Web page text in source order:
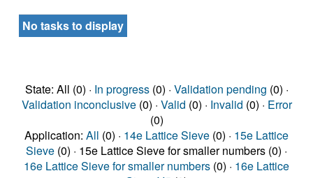
No tasks to display
State: All (0) · In progress(0) · Validation pending (0) ·
Validation inconclusive(0) · Valid (0) · Invalid (0) · Error
(0)
Application: All (0) · 14e Lattice Sieve (0) · 15e Lattice
Sieve (0) · 15e Lattice Sieve for smaller numbers (0) ·
16e Lattice Sieve for smaller numbers (0) · 16e Lattice